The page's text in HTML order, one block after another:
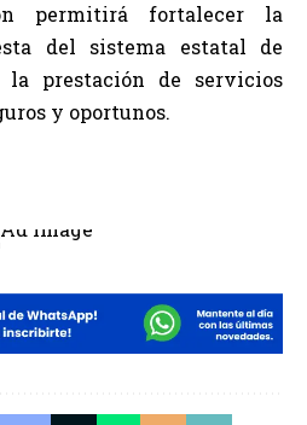
permitirá fortalecer la
del sistema estatal de
prestación de servicios
y oportunos.